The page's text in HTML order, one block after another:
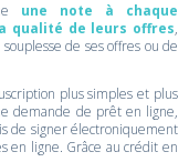
une note à chaque
qualité de leurs offres,
de ses offres ou de
plus simples et plus
demande de prêt en ligne,
de signer électroniquement
en ligne. Grâce au crédit en